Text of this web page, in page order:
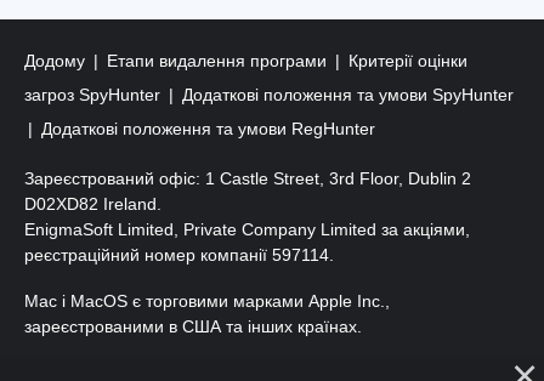
Додому Етапи видалення програми
Критерії оцінки
загроз SpyHunter
Додаткові положення та умови SpyHunter
Додаткові положення та умови RegHunter
Зареєстрований офіс: 1 Castle Street, 3rd Floor, Dublin 2
D02XD82 Ireland.
EnigmaSoft Limited, Private Company Limited за акціями,
реєстраційний номер компанії 597114.
Mac і MacOS є торговими марками Apple Inc.,
зареєстрованими в США та інших країнах.